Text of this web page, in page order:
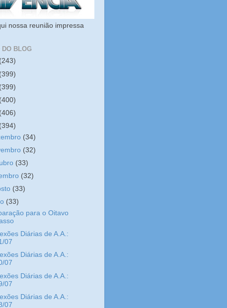
nossa reunião impressa
DO BLOG
(243)
(399)
(399)
(400)
(406)
(394)
(34)
(32)
(33)
(32)
(33)
(33)
para o Oitavo
Diárias de A.A.:
07
Diárias de A.A.:
07
Diárias de A.A.:
07
Diárias de A.A.:
07